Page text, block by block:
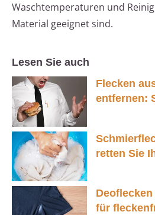
Waschtemperaturen und
Material geeignet sind.
Lesen Sie auch
Flecken
entfernen:
retten Sie
für